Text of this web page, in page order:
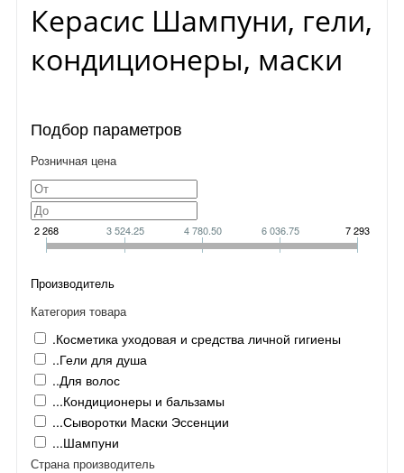
Керасис Шампуни, гели,
кондиционеры, маски
Подбор параметров
Розничная цена
2 268 3 524.25 4 780.50 6 036.75 7 293
Производитель
Категория товара
.Косметика уходовая и средства личной гигиены
..Гели для душа
..Для волос
...Кондиционеры и бальзамы
...Сыворотки Маски Эссенции
...Шампуни
Страна производитель